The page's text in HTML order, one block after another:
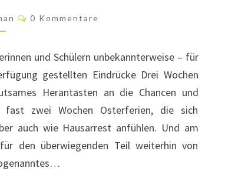
Kommentare
0 Kommentare
und Schülern unbekannterweise – für
gestellten Eindrücke Drei Wochen
Herantasten an die Chancen und
zwei Wochen Osterferien, die sich
auch wie Hausarrest anfühlen. Und am
den überwiegenden Teil weiterhin von